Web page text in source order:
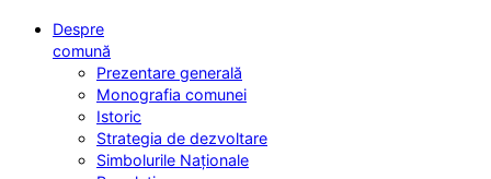
Despre
comună
Prezentare generală
Monografia comunei
Istoric
Strategia de dezvoltare
Simbolurile Naționale